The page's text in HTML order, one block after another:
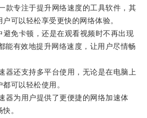
专注于提升网络速度的工具软件，其
可以轻松享受更快的网络体验。
免卡顿，还是在观看视频时不再出现
能有效地提升网络速度，让用户尽情畅
还支持多平台使用，无论是在电脑上
可以轻松使用。
为用户提供了更便捷的网络加速体
。